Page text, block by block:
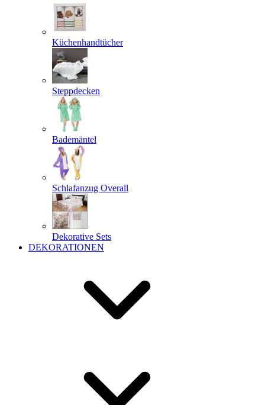
Küchenhandtücher
Steppdecken
Bademäntel
Schlafanzug Overall
Dekorative Sets
DEKORATIONEN